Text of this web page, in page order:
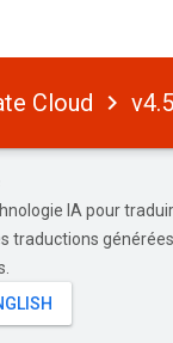
Cloud
IA pour
traductions